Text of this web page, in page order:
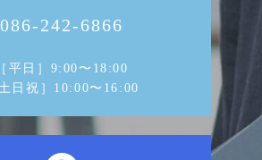
086-242-6866
［平日］9:00〜18:00
土日祝］10:00〜16:00